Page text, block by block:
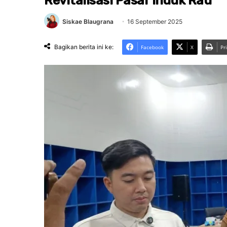
Siskae Blaugrana 16 September 2025
Bagikan berita ini ke: Facebook X